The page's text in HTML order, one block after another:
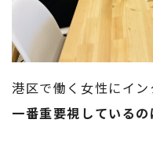
港区で働く女性にイ
一番重要視しているの